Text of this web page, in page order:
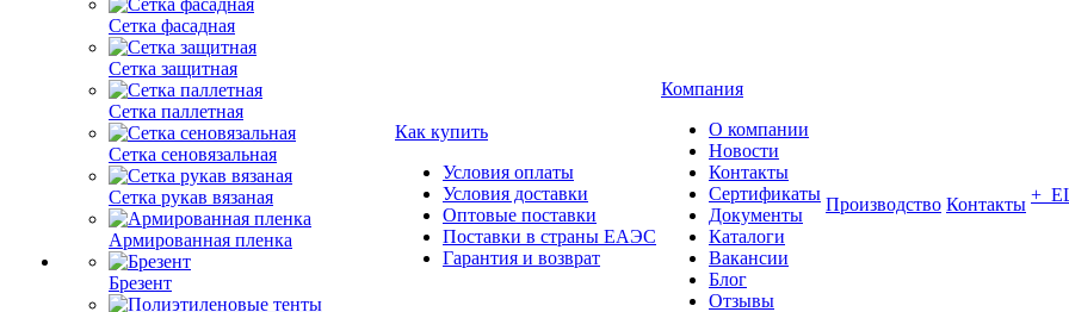
Сетка фасадная
Сетка защитная
Сетка паллетная
Сетка сеновязальная
Сетка рукав вязаная
Армированная пленка
Брезент
Как купить
Условия оплаты
Условия доставки
Оптовые поставки
Поставки в страны ЕАЭС
Гарантия и возврат
Компания
О компании
Новости
Контакты
Сертификаты
Документы
Каталоги
Вакансии
Блог
Отзывы
Производство Контакты +